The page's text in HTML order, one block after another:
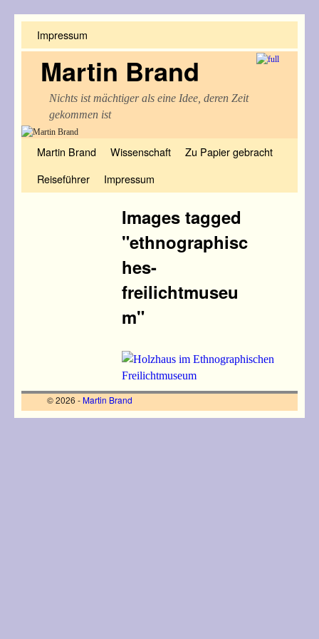
Impressum
Martin Brand
Nichts ist mächtiger als eine Idee, deren Zeit
gekommen ist
Martin Brand Wissenschaft
Zu Papier gebracht
Reiseführer
Impressum
Images tagged
"ethnographisc
hes-
freilichtmuseu
m"
© 2026 -Martin Brand